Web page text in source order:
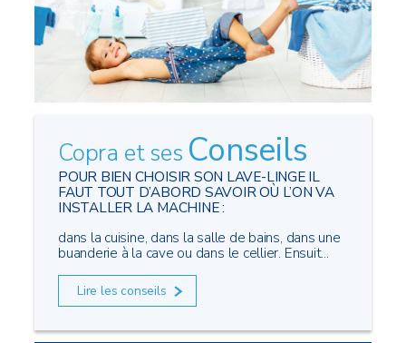
Copra et ses Conseils
POUR BIEN CHOISIR SON LAVE-LINGE IL
FAUT TOUT D’ABORD SAVOIR OÙ L’ON VA
INSTALLER LA MACHINE :
dans la cuisine, dans la salle de bains, dans une
buanderie à la cave ou dans le cellier. Ensuit...
Lire les conseils